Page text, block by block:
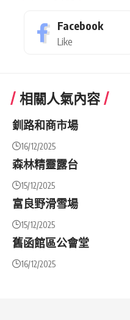
Facebook
Like
相關人氣內容
釧路和商市場
16/12/2025
森林精靈露台
15/12/2025
富良野滑雪場
15/12/2025
舊函館區公會堂
16/12/2025